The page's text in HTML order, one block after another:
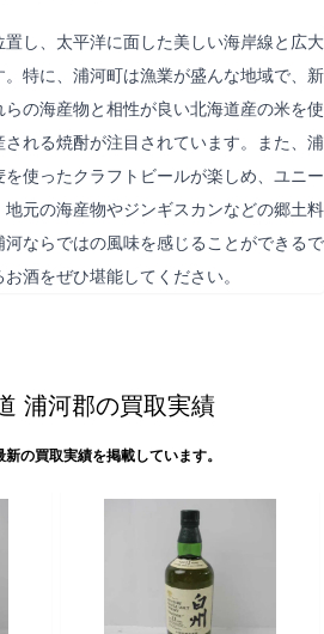
し、太平洋に面した美しい海岸線と広大
特に、浦河町は漁業が盛んな地域で、新
の海産物と相性が良い北海道産の米を使
れる焼酎が注目されています。また、浦
使ったクラフトビールが楽しめ、ユニー
元の海産物やジンギスカンなどの郷土料
ならではの風味を感じることができるで
酒をぜひ堪能してください。
浦河郡の買取実績
の買取実績を掲載しています。